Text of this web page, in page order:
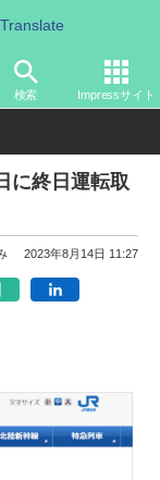
Translate
検索 Impressサイト
JR
に終日運転取
2023年8月14日 11:27